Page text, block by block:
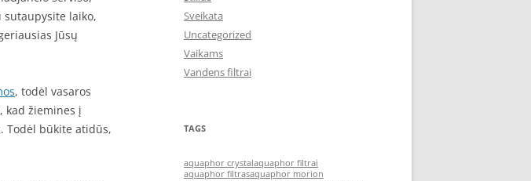
laiko,
Jūsų
, todėl vasaros
kad žiemines į
Todėl būkite atidūs,
Sveikata
Uncategorized
Vaikams
Vandens filtrai
TAGS
aquaphor crystalaquaphor filtrai
aquaphor filtrasaquaphor morion